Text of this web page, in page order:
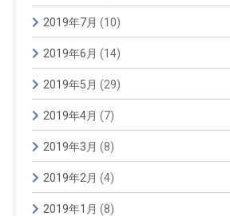
2019年7月 (10)
2019年6月 (14)
2019年5月 (29)
2019年4月 (7)
2019年3月 (8)
2019年2月 (4)
2019年1月 (8)